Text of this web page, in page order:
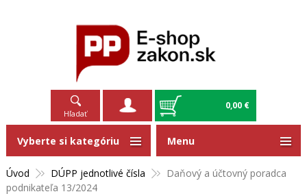
Hľadať
0,00 €
Úvod DÚPP jednotlivé čísla
Daňový a účtovný poradca
podnikateľa 13/2024
Vyberte si kategóriu Menu